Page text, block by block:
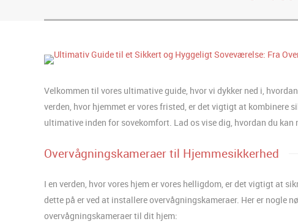
Velkommen til vores ultimative guide, hvor vi dykker ned i,
verden, hvor hjemmet er vores fristed, er det vigtigt at kombinere
ultimative inden for sovekomfort. Lad os vise dig, hvordan du kan
Overvågningskameraer til Hjemmesikkerhed
I en verden, hvor vores hjem er vores helligdom, er det vigtigt at
dette på er ved at installere overvågningskameraer. Her er nogle
overvågningskameraer til dit hjem: